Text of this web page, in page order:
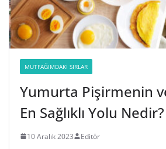
MUTFAĞIMDAKI SIRLAR
Yumurta Pişirmenin
En Sağlıklı Yolu Nedir?
10 Aralık 2023 Editör